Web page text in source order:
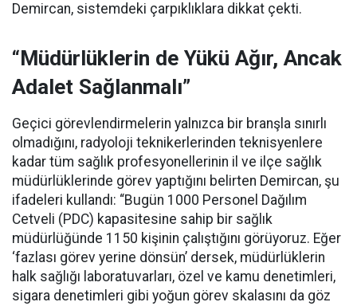
Demircan, sistemdeki çarpıklıklara dikkat çekti.
“Müdürlüklerin de Yükü Ağır, Ancak
Adalet Sağlanmalı”
Geçici görevlendirmelerin yalnızca bir branşla sınırlı
olmadığını, radyoloji teknikerlerinden teknisyenlere
kadar tüm sağlık profesyonellerinin il ve ilçe sağlık
müdürlüklerinde görev yaptığını belirten Demircan, şu
ifadeleri kullandı: “Bugün 1000 Personel Dağılım
Cetveli (PDC) kapasitesine sahip bir sağlık
müdürlüğünde 1150 kişinin çalıştığını görüyoruz. Eğer
‘fazlası görev yerine dönsün’ dersek, müdürlüklerin
halk sağlığı laboratuvarları, özel ve kamu denetimleri,
sigara denetimleri gibi yoğun görev skalasını da göz